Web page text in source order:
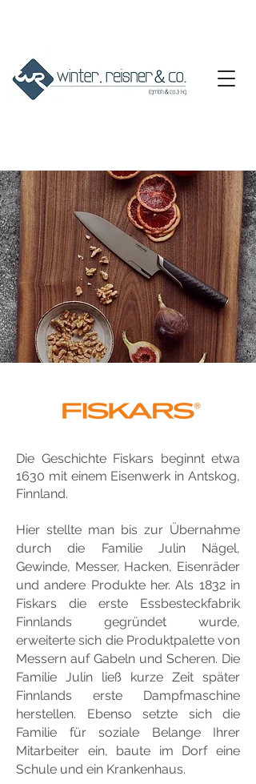
Die Geschichte Fiskars beginnt etwa
1630 mit einem Eisenwerk in Antskog,
Finnland.
Hier stellte man bis zur Übernahme
durch die Familie Julin Nägel,
Gewinde, Messer, Hacken, Eisenräder
und andere Produkte her. Als 1832 in
Fiskars die erste Essbesteckfabrik
Finnlands gegründet wurde,
erweiterte sich die Produktpalette von
Messern auf Gabeln und Scheren. Die
Familie Julin ließ kurze Zeit später
Finnlands erste Dampfmaschine
herstellen. Ebenso setzte sich die
Familie für soziale Belange Ihrer
Mitarbeiter ein, baute im Dorf eine
Schule und ein Krankenhaus.